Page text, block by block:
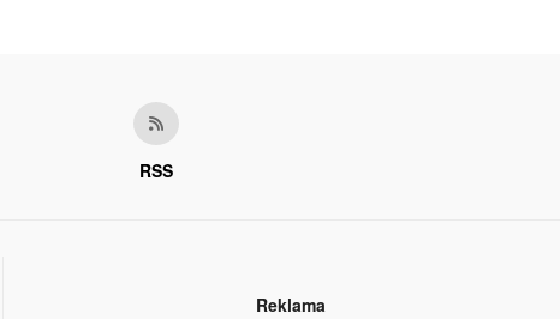
RSS
Reklama